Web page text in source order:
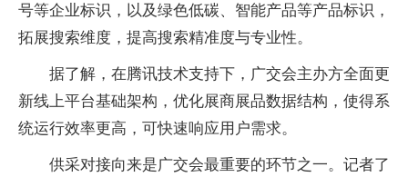
号等企业标识，以及绿色低碳、智能产品等产品标识，
拓展搜索维度，提高搜索精准度与专业性。
据了解，在腾讯技术支持下，广交会主办方全面更
新线上平台基础架构，优化展商展品数据结构，使得系
统运行效率更高，可快速响应用户需求。
供采对接向来是广交会最重要的环节之一。记者了